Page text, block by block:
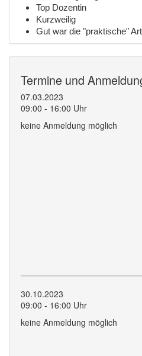
Top Dozentin
Kurzweilig
Gut war die "praktische"
Termine und
07.03.2023
09:00 - 16:00 Uhr
keine Anmeldung möglich
30.10.2023
09:00 - 16:00 Uhr
keine Anmeldung möglich